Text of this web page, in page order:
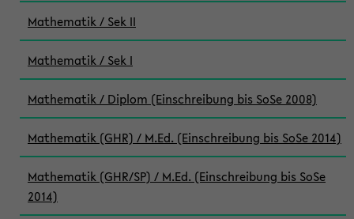
Mathematik / Sek II
Mathematik / Sek I
Mathematik / Diplom (Einschreibung bis SoSe 2008)
Mathematik (GHR) / M.Ed. (Einschreibung bis SoSe 2014)
Mathematik (GHR/SP) / M.Ed. (Einschreibung bis SoSe
2014)